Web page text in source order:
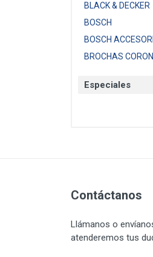
BLACK & DECKER
BOSCH
BOSCH
BROCHAS
CAT
CORONA
CRESCENT
DAP
Especiales
Contáctanos
Llámanos o
atenderemos tus